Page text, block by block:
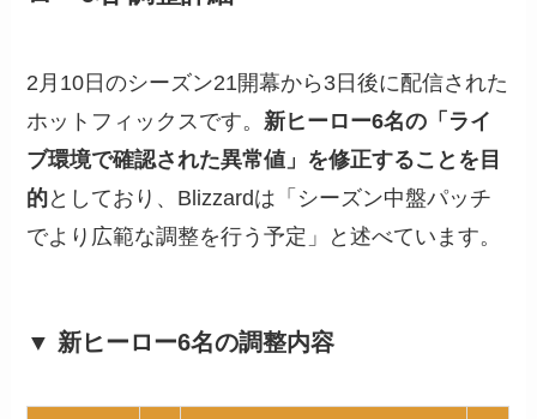
2月10日のシーズン21開幕から3日後に配信された
ホットフィックスです。 新ヒーロー6名の「ライ
ブ環境で確認された異常値」を修正することを目
的としており、Blizzardは「シーズン中盤パッチ
でより広範な調整を行う予定」と述べています。
▼ 新ヒーロー6名の調整内容